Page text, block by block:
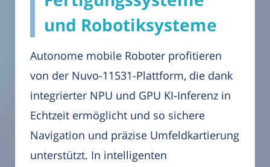
und Robotiksysteme
Autonome mobile Roboter profitieren
von der Nuvo-11531-Plattform, die dank
integrierter NPU und GPU KI-Inferenz in
Echtzeit ermöglicht und so sichere
Navigation und präzise Umfeldkartierung
unterstützt. In intelligenten